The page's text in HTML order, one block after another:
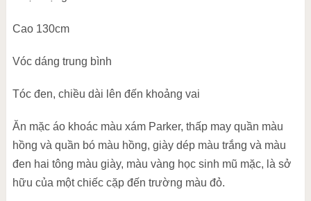
Cao 130cm
Vóc dáng trung bình
Tóc đen, chiều dài lên đến khoảng vai
Ăn mặc áo khoác màu xám Parker, thấp may quần màu
hồng và quần bó màu hồng, giày dép màu trắng và màu
đen hai tông màu giày, màu vàng học sinh mũ mặc, là sở
hữu của một chiếc cặp đến trường màu đỏ.